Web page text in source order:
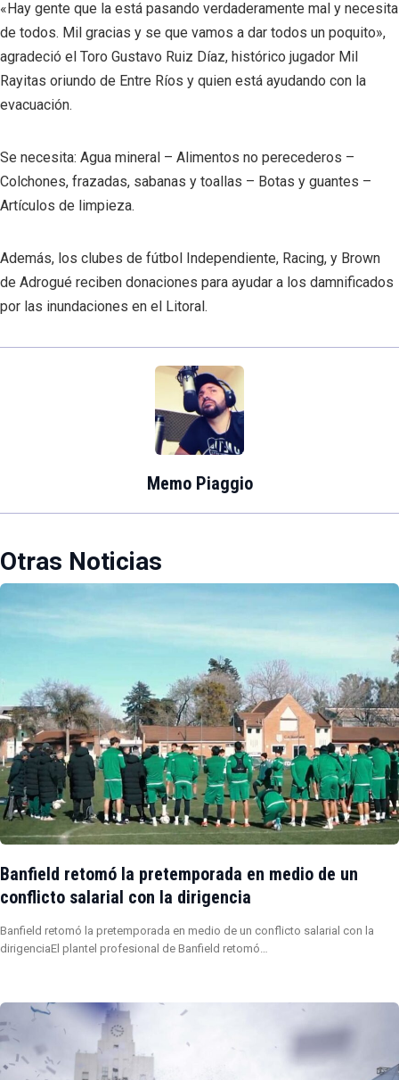
«Hay gente que la está pasando verdaderamente mal y necesita
de todos. Mil gracias y se que vamos a dar todos un poquito»,
agradeció el Toro Gustavo Ruiz Díaz, histórico jugador Mil
Rayitas oriundo de Entre Ríos y quien está ayudando con la
evacuación.
Se necesita: Agua mineral – Alimentos no perecederos –
Colchones, frazadas, sabanas y toallas – Botas y guantes –
Artículos de limpieza.
Además, los clubes de fútbol Independiente, Racing, y Brown
de Adrogué reciben donaciones para ayudar a los damnificados
por las inundaciones en el Litoral.
Memo Piaggio
Otras Noticias
Banfield retomó la pretemporada en medio de un
conflicto salarial con la dirigencia
Banfield retomó la pretemporada en medio de un conflicto salarial con la
dirigenciaEl plantel profesional de Banfield retomó…